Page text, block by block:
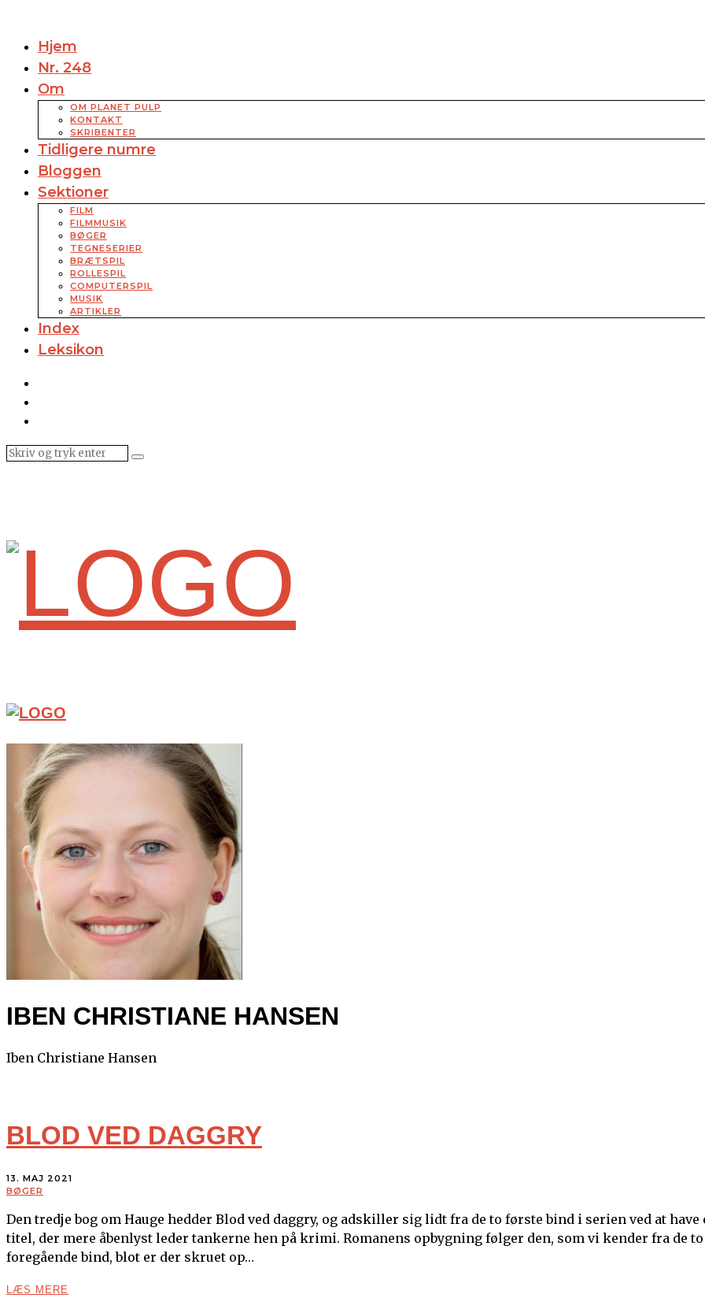
Hjem
Nr. 248
Om
OM PLANET PULP
KONTAKT
SKRIBENTER
Tidligere numre
Bloggen
Sektioner
FILM
FILMMUSIK
BØGER
TEGNESERIER
BRÆTSPIL
ROLLESPIL
COMPUTERSPIL
MUSIK
ARTIKLER
Index
Leksikon
IBEN CHRISTIANE HANSEN
Iben Christiane Hansen
BLOD VED DAGGRY
13. MAJ 2021
BØGER
Den tredje bog om Hauge hedder Blod ved daggry, og adskiller sig lidt fra de to første bind i serien ved at have
titel, der mere åbenlyst leder tankerne hen på krimi. Romanens opbygning følger den, som vi kender fra de to
foregående bind, blot er der skruet op…
LÆS MERE